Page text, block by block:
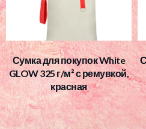
Сумка для покупок White
GLOW 325 г/м² с ремувкой,
красная